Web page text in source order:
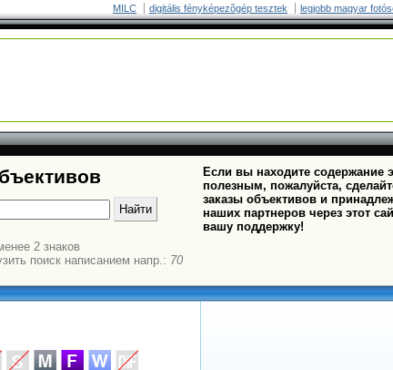
MILC digitális fényképezõgép tesztek legjobb magyar
2 знаков
поиск написанием напр.: 70
Если вы находите содержание
полезным, пожалуйста,
заказы объективов и
наших партнеров через этот
вашу поддержку!